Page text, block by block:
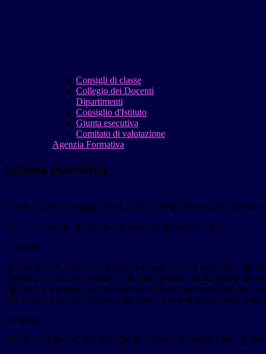
Consigli di classe
Collegio dei Docenti
Dipartimenti
Consiglio d'Istituto
Giunta esecutiva
Comitato di valutazione
Agenzia Formativa
Giunta esecutiva
Si cita il DPR 31 maggio 1974, n. 416, per definire alcune
Art. 5.- Consiglio di circolo o di istituto e giunta esecutiva.
(omissis)
Il consiglio di circolo o di istituto elegge nel suo seno una giunta
docente, di un non docente e di due genitori. Della giunta
didattico o il preside, che la presiede ed ha la rappresentanza del
dei servizi di segreteria che svolge anche funzioni di segretario della
(omissis)
Art. 6.- Attribuzioni del consiglio di circolo o di istituto e della giunta